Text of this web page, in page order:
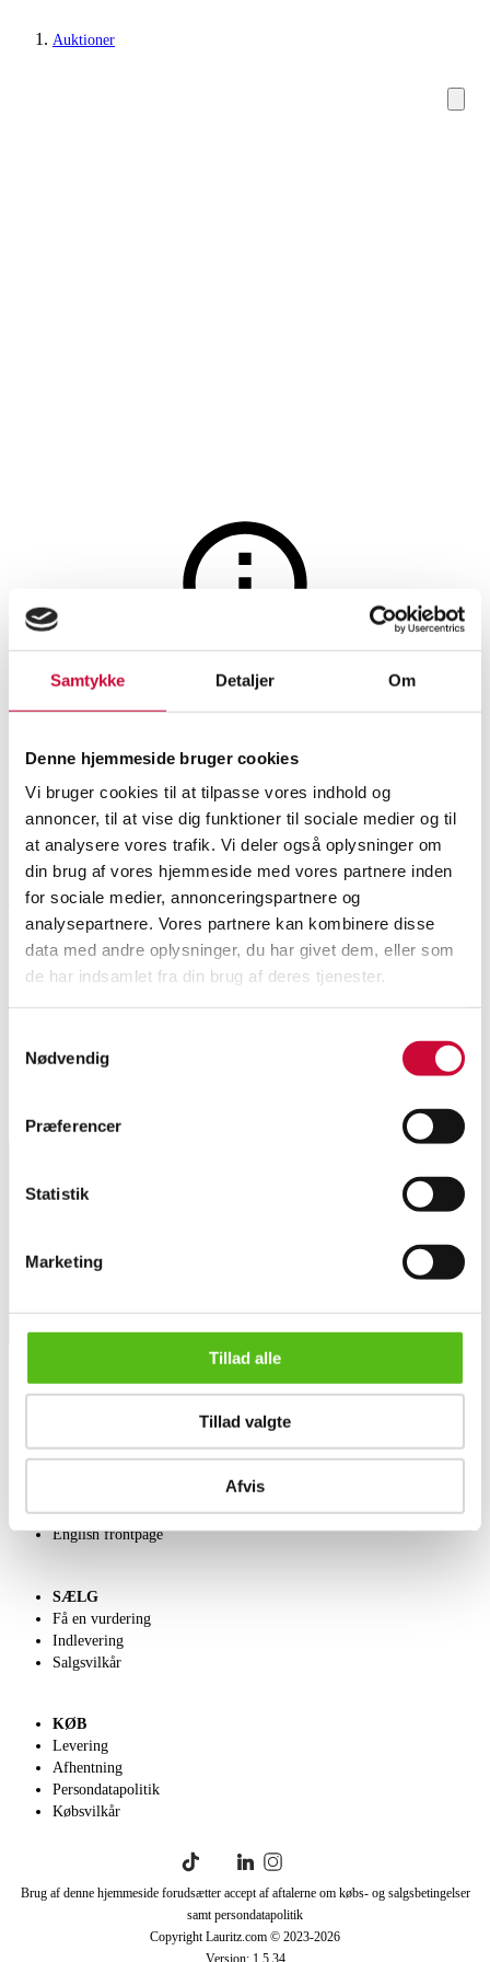
Samtykke Detaljer Om
Denne hjemmeside bruger cookies
Vi bruger cookies til at tilpasse vores indhold og
annoncer, til at vise dig funktioner til sociale medier og til
at analysere vores trafik. Vi deler også oplysninger om
din brug af vores hjemmeside med vores partnere inden
for sociale medier, annonceringspartnere og
analysepartnere. Vores partnere kan kombinere disse
data med andre oplysninger, du har givet dem, eller som
de har indsamlet fra din brug af deres tjenester.
Nødvendig
Præferencer
Statistik
Marketing
Tillad alle
Tillad valgte
Afvis
Auktioner
Ældre billedkunst
William Henriksen. 'Vinterdag ved kastelgraven' (cd)
Auktionen er afsluttet
William Henriksen. 'Vinterdag
ved kastelgraven' (cd)
SHOWROOM
Vejle
VURDERING
DKK 1.300
VARENUMMER
6528558
Beskrivelse
lærred. Signeret Wm. Henriksen, betitlet på bagside. H. 38 cm, L. 58 cm (
49 x 68 cm) .
Tilmeld dig vores nyhedsbrev og modtag nyheder samt
Om Lauritz.com
Klassisk Auktion
English frontpage
SÆLG
Få en vurdering
Indlevering
Salgsvilkår
KØB
Levering
Afhentning
Persondatapolitik
Købsvilkår
Brug af denne hjemmeside forudsætter accept af aftalerne om købs- og salgsbetingelser
samt persondatapolitik
Copyright Lauritz.com © 2023-2026
Version: 1.5.34